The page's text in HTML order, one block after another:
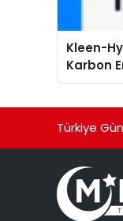
Kleen-
Karbon
Isıtma
Türkiye